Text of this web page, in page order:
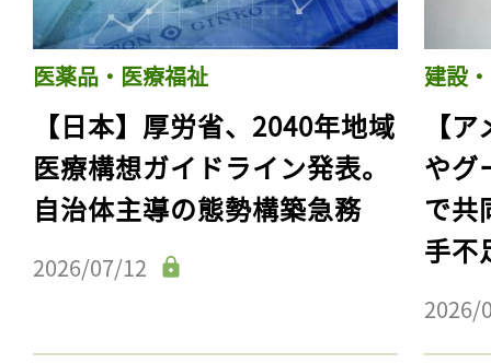
医薬品・医療福祉
【日本】厚労省、2040年地域
医療構想ガイドライン発表。
自治体主導の態勢構築急務
2026/07/12
建設
【
やグ
で共
手不
2026/